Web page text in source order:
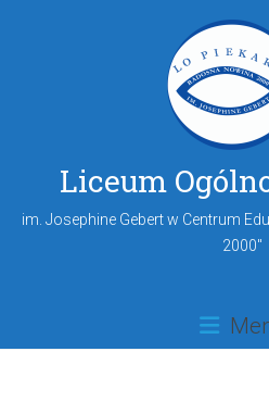
Liceum
im. Josephine Gebert w Centrum
2000"